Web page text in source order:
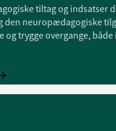
tiltag og indsatser
neuropædagogiske
og trygge overgange,